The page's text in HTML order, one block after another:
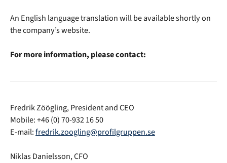
An English language translation will be available shortly on
the company’s website.
For more information, please contact:
Fredrik Zöögling, President and CEO
Mobile: +46 (0) 70-932 16 50
E-mail:fredrik.zoogling@profilgruppen.se
Niklas Danielsson, CFO